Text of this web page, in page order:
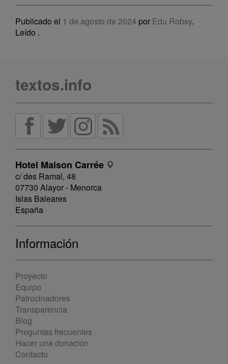
Publicado el 1 de agosto de 2024 por Edu Robsy.
Leído .
textos.info
Hotel Maison Carrée
c/ des Ramal, 48
07730 Alayor - Menorca
Islas Baleares
España
Información
Proyecto
Equipo
Patrocinadores
Transparencia
Blog
Preguntas frecuentes
Hacer una donación
Contacto